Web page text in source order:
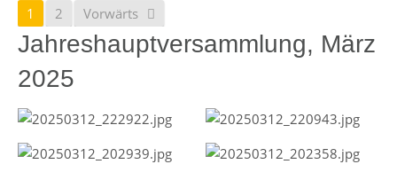
1 2 Vorwärts
Jahreshauptversammlung, März
2025